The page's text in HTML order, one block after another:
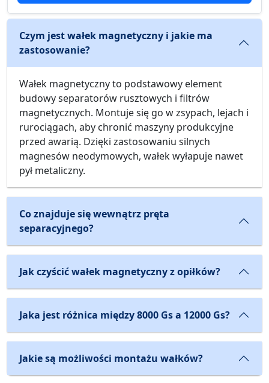
Czym jest wałek magnetyczny i jakie ma
zastosowanie?
Wałek magnetyczny to podstawowy element
budowy separatorów rusztowych i filtrów
magnetycznych. Montuje się go w zsypach, lejach i
rurociągach, aby chronić maszyny produkcyjne
przed awarią. Dzięki zastosowaniu silnych
magnesów neodymowych, wałek wyłapuje nawet
pył metaliczny.
Co znajduje się wewnątrz pręta
separacyjnego?
Jak czyścić wałek magnetyczny z opiłków?
Jaka jest różnica między 8000 Gs a 12000 Gs?
Jakie są możliwości montażu wałków?